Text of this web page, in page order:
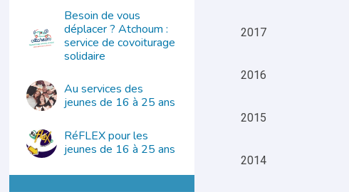
Besoin de vous
déplacer ? Atchoum :
service de covoiturage
solidaire
Au services des
jeunes de 16 à 25 ans
RéFLEX pour les
jeunes de 16 à 25 ans
2017
2016
2015
2014